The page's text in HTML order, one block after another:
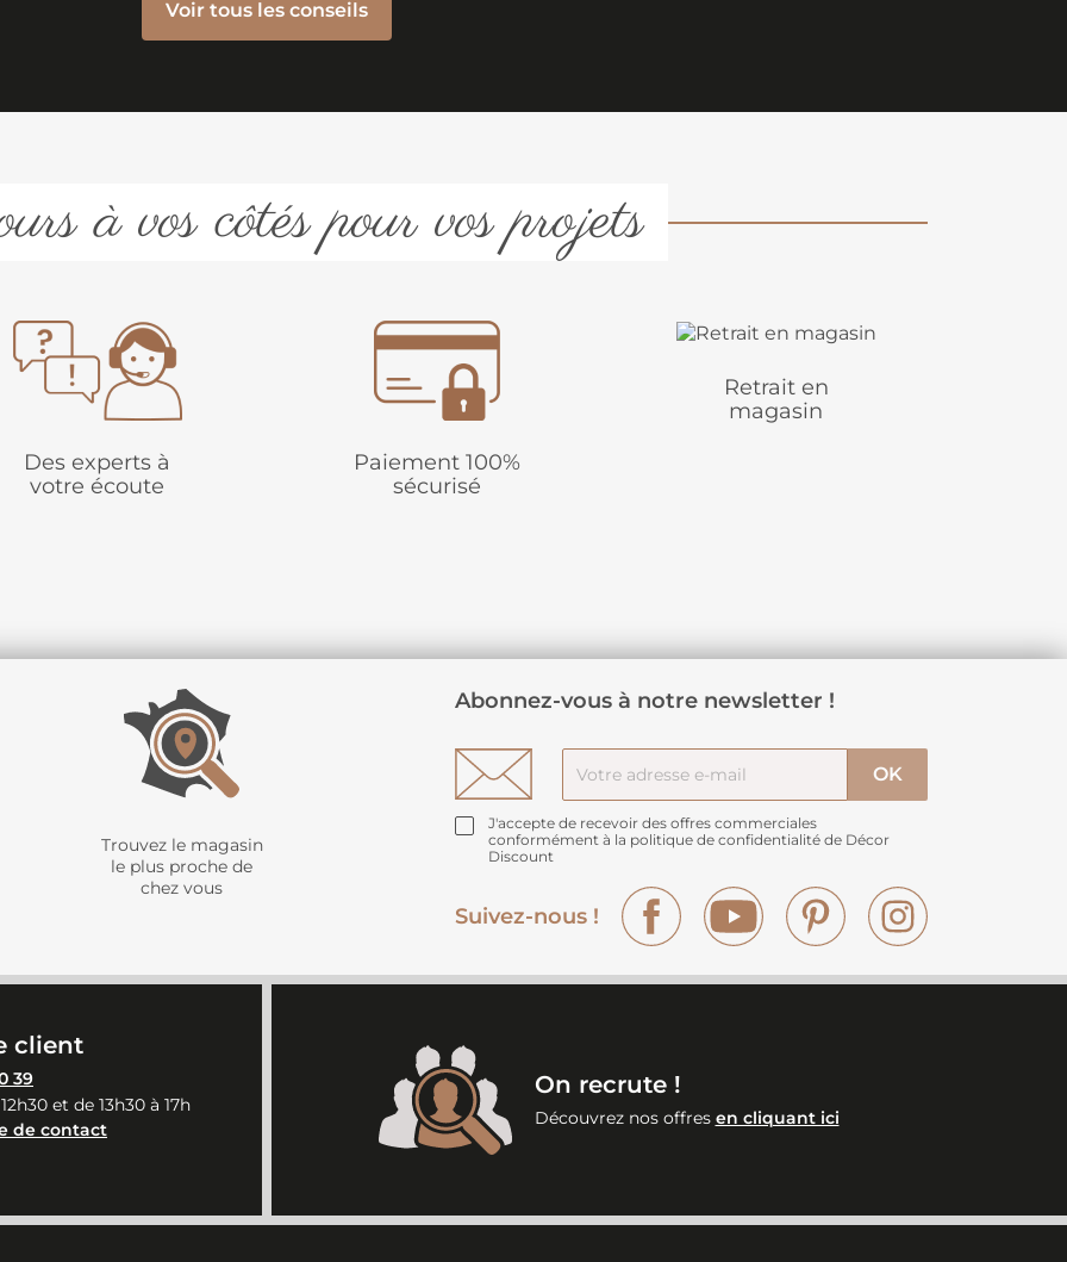
Voir tous les conseils
à vos côtés pour vos projets
Des experts à
votre écoute
Paiement 100%
sécurisé
Retrait en
magasin
Trouvez le magasin
le plus proche de
chez vous
Abonnez-vous à notre newsletter !
J'accepte de recevoir des offres commerciales
conformément à la politique de confidentialité de Décor
Discount
Suivez-nous !
Facebook YouTube Pinterest
client
39
et de 13h30 à 17h
de contact
On recrute !
Découvrez nos offres en cliquant ici